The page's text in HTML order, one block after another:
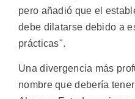
pero añadió que el
debe dilatarse debido a
prácticas".
Una divergencia más
nombre que debería